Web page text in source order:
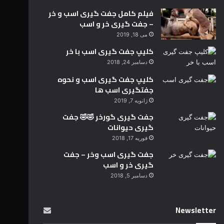
فیلم کامل جفت گیری اسب و خر
– جفت گیری خر و اسب
می 18, 2019
کلیپ جفت گیری اسب با خر
دسامبر 24, 2018
کلیپ جفت گیری اسب و نحوه
جفتگیری اسب ها
ژانویه 7, 2019
جفت گیری گورخر 🤣🤣 جفت
گیری حیوانات
فوریه 17, 2018
جفت گیری اسب وخر – جفت
گیری خر و اسب
دسامبر 5, 2018
Newsletter